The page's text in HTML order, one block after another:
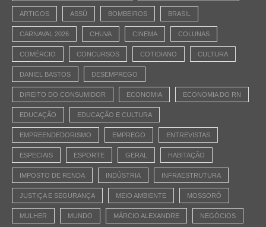
ARTIGOS ASSÚ BOMBEIROS BRASIL
CARNAVAL 2026 CHUVA CINEMA COLUNAS
COMÉRCIO CONCURSOS COTIDIANO CULTURA
DANIEL BASTOS DESEMPREGO
DIREITO DO CONSUMIDOR ECONOMIA ECONOMIA DO RN
EDUCAÇÃO EDUCAÇÃO E CULTURA
EMPREENDEDORISMO EMPREGO ENTREVISTAS
ESPECIAIS ESPORTE GERAL HABITAÇÃO
IMPOSTO DE RENDA INDÚSTRIA INFRAESTRUTURA
JUSTIÇA E SEGURANÇA MEIO AMBIENTE MOSSORÓ
MULHER MUNDO MÁRCIO ALEXANDRE NEGÓCIOS